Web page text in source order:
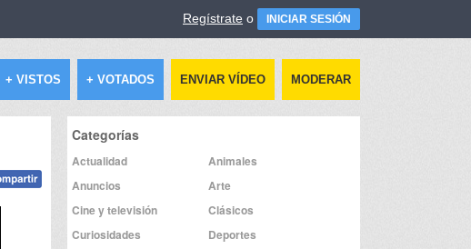
Regístrate o INICIAR SESIÓN
+ VISTOS + VOTADOS ENVIAR VÍDEO MODERAR
Categorías
Actualidad
Animales
Anuncios
Arte
Cine y televisión
Clásicos
Curiosidades
Deportes